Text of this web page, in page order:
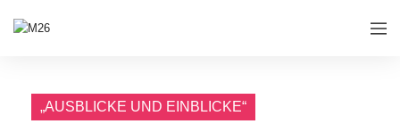
„AUSBLICKE UND EINBLICKE“